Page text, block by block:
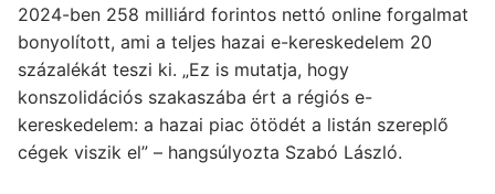
2024-ben 258 milliárd forintos nettó online forgalmat
bonyolított, ami a teljes hazai e-kereskedelem 20
százalékát teszi ki. „Ez is mutatja, hogy
konszolidációs szakaszába ért a régiós e-
kereskedelem: a hazai piac ötödét a listán szereplő
cégek viszik el” – hangsúlyozta Szabó László.